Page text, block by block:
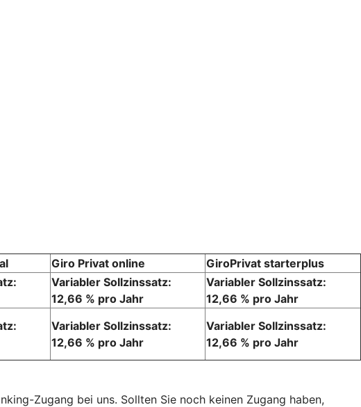
Giro Privat online
GiroPrivat starterplus
Variabler Sollzinssatz:
12,66 % pro Jahr
Variabler Sollzinssatz:
12,66 % pro Jahr
Variabler Sollzinssatz:
12,66 % pro Jahr
Variabler Sollzinssatz:
12,66 % pro Jahr
Zugang bei uns. Sollten Sie noch keinen Zugang haben,